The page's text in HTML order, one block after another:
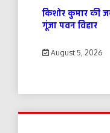
किशोर कुमार की
गूंजा पवन विहार
August 5, 2026